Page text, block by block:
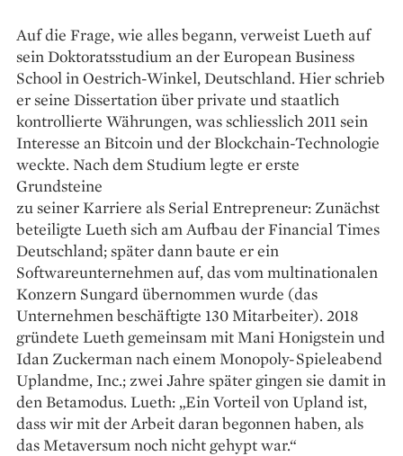
Auf die Frage, wie alles begann, verweist Lueth auf
sein Doktoratsstudium an der European Business
School in Oestrich-Winkel, Deutschland. Hier schrieb
er seine Dissertation über private und staatlich
kontrollierte Währungen, was schliesslich 2011 sein
Interesse an Bitcoin und der Blockchain-Technologie
weckte. Nach dem Studium legte er erste
Grundsteine
zu seiner Karriere als Serial Entrepreneur: Zunächst
beteiligte Lueth sich am Aufbau der Financial Times
Deutschland; später dann baute er ein
Softwareunternehmen auf, das vom multinationalen
Konzern Sungard übernommen wurde (das
Unternehmen beschäftigte 130 Mitarbeiter). 2018
gründete Lueth gemeinsam mit Mani Honigstein und
Idan Zuckerman nach einem Monopoly-Spieleabend
Uplandme, Inc.; zwei Jahre später gingen sie damit in
den Betamodus. Lueth: „Ein Vorteil von Upland ist,
dass wir mit der Arbeit daran begonnen haben, als
das Metaversum noch nicht gehypt war.“